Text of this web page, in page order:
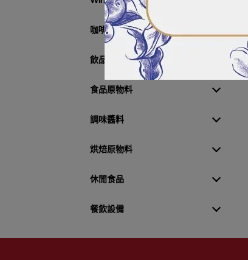
咖啡周邊器具
飲品原物料
食品原物料
調味醬料
烘焙原物料
休閒食品
餐飲設備